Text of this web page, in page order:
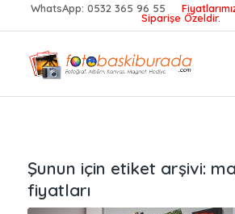
WhatsApp: 0532 365 96 55
Siparişe Özeldir.
Şunun için etiket arşivi:
fiyatları